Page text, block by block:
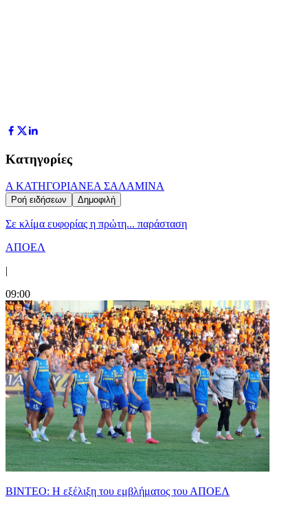
Κατηγορίες
Α ΚΑΤΗΓΟΡΙΑΝΕΑ ΣΑΛΑΜΙΝΑ
Ροή ειδήσεων Δημοφιλή
Σε κλίμα ευφορίας η πρώτη... παράσταση
ΑΠΟΕΛ
|
09:00
ΒΙΝΤΕΟ: Η εξέλιξη του εμβλήματος του ΑΠΟΕΛ